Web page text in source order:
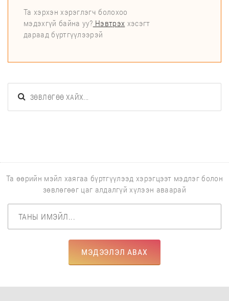
Та хэрхэн хэрэглэгч болохоо
мэдэхгүй байна уу? Нэвтрэх хэсэгт
дараад бүртгүүлээрэй
Та өөрийн мэйл хаягаа бүртгүүлээд хэрэгцээт мэдлэг болон
зөвлөгөөг цаг алдалгүй хүлээн аваарай
МЭДЭЭЛЭЛ АВАХ